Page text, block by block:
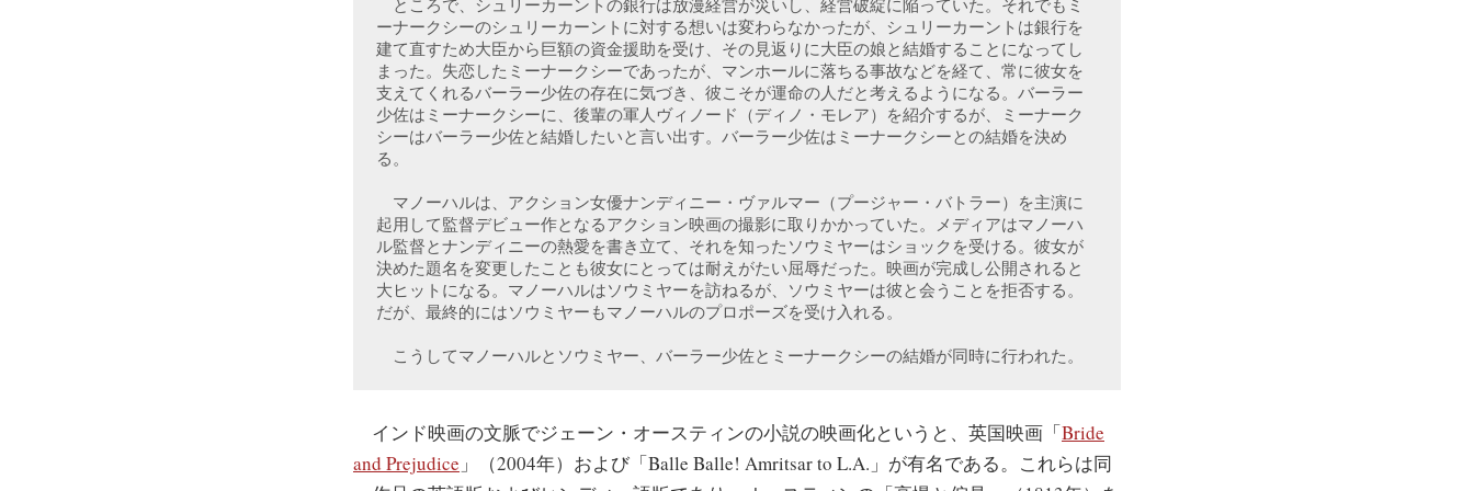
ところで、シュリーカーントの銀行は放漫経営が災いし、経営破綻に陥っていた。それでもミ
ーナークシーのシュリーカーントに対する想いは変わらなかったが、シュリーカーントは銀行を
建て直すため大臣から巨額の資金援助を受け、その見返りに大臣の娘と結婚することになってし
まった。失恋したミーナークシーであったが、マンホールに落ちる事故などを経て、常に彼女を
支えてくれるバーラー少佐の存在に気づき、彼こそが運命の人だと考えるようになる。バーラー
少佐はミーナークシーに、後輩の軍人ヴィノード（ディノ・モレア）を紹介するが、ミーナーク
シーはバーラー少佐と結婚したいと言い出す。バーラー少佐はミーナークシーとの結婚を決め
る。
マノーハルは、アクション女優ナンディニー・ヴァルマー（プージャー・バトラー）を主演に
起用して監督デビュー作となるアクション映画の撮影に取りかかっていた。メディアはマノーハ
ル監督とナンディニーの熱愛を書き立て、それを知ったソウミヤーはショックを受ける。彼女が
決めた題名を変更したことも彼女にとっては耐えがたい屈辱だった。映画が完成し公開されると
大ヒットになる。マノーハルはソウミヤーを訪ねるが、ソウミヤーは彼と会うことを拒否する。
だが、最終的にはソウミヤーもマノーハルのプロポーズを受け入れる。
こうしてマノーハルとソウミヤー、バーラー少佐とミーナークシーの結婚が同時に行われた。
インド映画の文脈でジェーン・オースティンの小説の映画化というと、英国映画「Bride
and Prejudice 」（2004年）および「Balle Balle! Amritsar to L.A.」が有名である。これらは同